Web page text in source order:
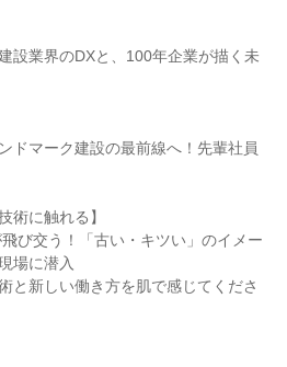
設業界のDXと、100年企業が描く未
ドマーク建設の最前線へ！先輩社員
術に触れる】
び交う！「古い・キツい」のイメー
場に潜入
と新しい働き方を肌で感じてくださ